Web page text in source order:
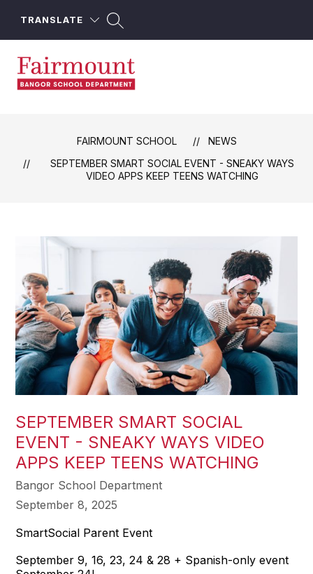
TRANSLATE
FAIRMOUNT SCHOOL
NEWS
SEPTEMBER SMART SOCIAL EVENT - SNEAKY WAYS
VIDEO APPS KEEP TEENS WATCHING
SEPTEMBER SMART SOCIAL
EVENT - SNEAKY WAYS VIDEO
APPS KEEP TEENS WATCHING
Bangor School Department
September 8, 2025
SmartSocial Parent Event
September 9, 16, 23, 24 & 28 + Spanish-only event